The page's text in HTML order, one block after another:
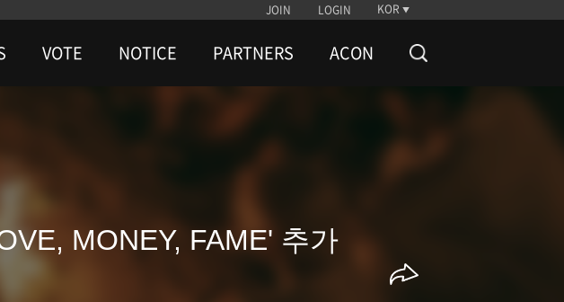
JOIN LOGIN KOR
VOTE NOTICE PARTNERS ACON
MONEY, FAME' 추가